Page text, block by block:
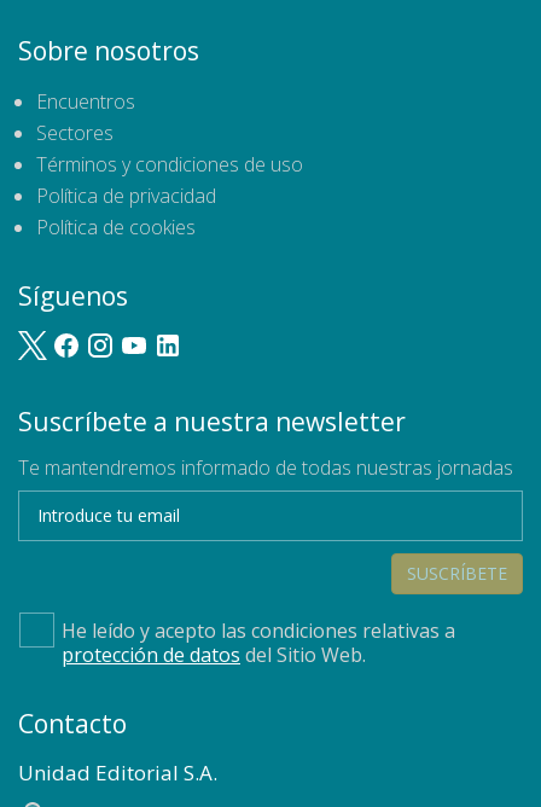
Sobre nosotros
Encuentros
Sectores
Términos y condiciones de uso
Política de privacidad
Política de cookies
Síguenos
Suscríbete a nuestra newsletter
Te mantendremos informado de todas nuestras jornadas
SUSCRÍBETE
He leído y acepto las condiciones relativas a
protección de datos del Sitio Web.
Contacto
Unidad Editorial S.A.